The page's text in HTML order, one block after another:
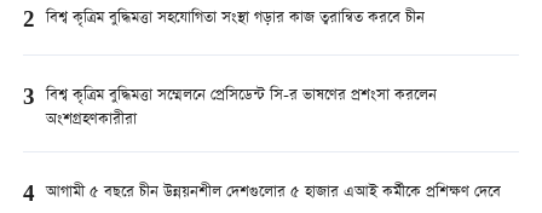
2 বিশ্ব কৃত্রিম বুদ্ধিমত্তা সহযোগিতা সংস্থা গড়ার কাজ ত্বরান্বিত করবে চীন
3 বিশ্ব কৃত্রিম বুদ্ধিমত্তা সম্মেলনে প্রেসিডেন্ট সি-র ভাষণের প্রশংসা করলেন
অংশগ্রহণকারীরা
4 আগামী ৫ বছরে চীন উন্নয়নশীল দেশগুলোর ৫ হাজার এআই কর্মীকে প্রশিক্ষণ দেবে